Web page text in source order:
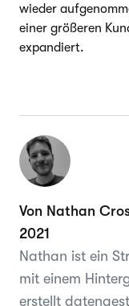
wieder
einer größeren
expandiert.
Von Nathan
2021
Nathan ist ein
mit einem
erstellt